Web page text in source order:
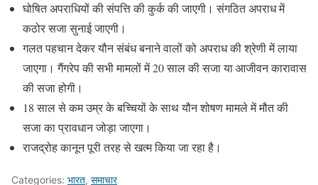
घोषित अपराधियों की संपत्ति की कुर्क की जाएगी। संगठित अपराध में
कठोर सजा सुनाई जाएगी।
गलत पहचान देकर यौन संबंध बनाने वालों को अपराध की श्रेणी में लाया
जाएगा। गैंगरेप की सभी मामलों में 20 साल की सजा या आजीवन कारावास
की सजा होगी।
18 साल से कम उम्र के बच्चियों के साथ यौन शोषण मामले में मौत की
सजा का प्रावधान जोड़ा जाएगा।
राजद्रोह कानून पूरी तरह से खत्म किया जा रहा है।
Categories: भारत, समाचार